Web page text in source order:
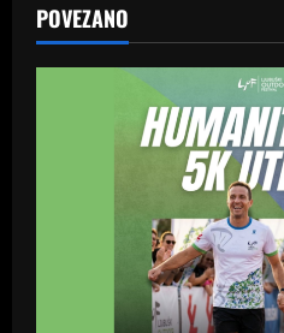
a
v
POVEZANO